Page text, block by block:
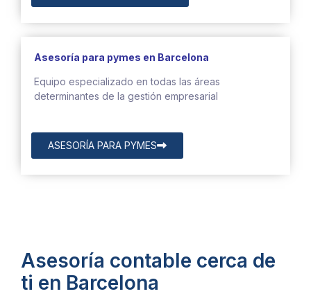
Asesoría para pymes en Barcelona
Equipo especializado en todas las áreas
determinantes de la gestión empresarial
ASESORÍA PARA PYMES
Asesoría contable cerca de
ti en Barcelona